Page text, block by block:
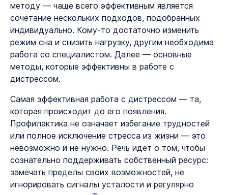
методу — чаще всего эффективным является
сочетание нескольких подходов, подобранных
индивидуально. Кому-то достаточно изменить
режим сна и снизить нагрузку, другим необходима
работа со специалистом. Далее — основные
методы, которые эффективны в работе с
дистрессом.
Самая эффективная работа с дистрессом — та,
которая происходит до его появления.
Профилактика не означает избегание трудностей
или полное исключение стресса из жизни — это
невозможно и не нужно. Речь идет о том, чтобы
сознательно поддерживать собственный ресурс:
замечать пределы своих возможностей, не
игнорировать сигналы усталости и регулярно